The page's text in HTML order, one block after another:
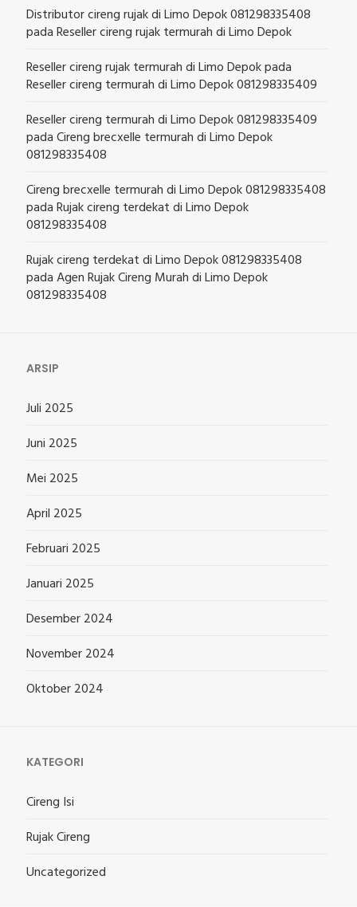
Distributor cireng rujak di Limo Depok 081298335408
padaReseller cireng rujak termurah di Limo Depok
Reseller cireng rujak termurah di Limo Depokpada
Reseller cireng termurah di Limo Depok 081298335409
Reseller cireng termurah di Limo Depok 081298335409
padaCireng brecxelle termurah di Limo Depok
081298335408
Cireng brecxelle termurah di Limo Depok 081298335408
padaRujak cireng terdekat di Limo Depok
081298335408
Rujak cireng terdekat di Limo Depok 081298335408
padaAgen Rujak Cireng Murah di Limo Depok
081298335408
ARSIP
Juli 2025
Juni 2025
Mei 2025
April 2025
Februari 2025
Januari 2025
Desember 2024
November 2024
Oktober 2024
KATEGORI
Cireng Isi
Rujak Cireng
Uncategorized